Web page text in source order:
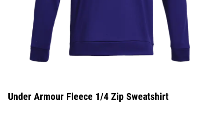
Under Armour Fleece 1/4 Zip Sweatshirt